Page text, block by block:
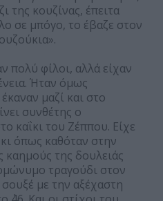
της κουζίνας, έπειτα
σε μπόγο, το έβαζε στον
πολύ φίλοι, αλλά είχαν
Ήταν όμως
μαζί και στο
συνθέτης ο
καΐκι του Ζέππου. Είχε
όπως καθόταν στην
της δουλειάς
τραγούδι στον
με την αξέχαστη